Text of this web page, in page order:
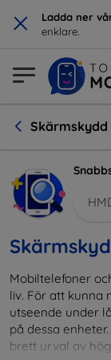
× Ladda ner
enklare.
Skärmskydd
Mobiltelefoner
liv. För att kunna
utseende under
på dessa
brett urval av